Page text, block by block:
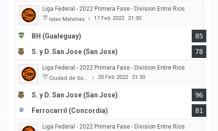
Liga Federal - 2022 Primera Fase - Division Entre Rios
Islas Malvinas | 17 Feb 2022 21:30
BH (Gualeguay)
85
S. y D. San Jose (San Jose)
78
Liga Federal - 2022 Primera Fase - Division Entre Rios
Ciudad de San Jose | 20 Feb 2022 21:30
S. y D. San Jose (San Jose)
96
Ferrocarril (Concordia)
81
Liga Federal - 2022 Primera Fase - Division Entre Rios